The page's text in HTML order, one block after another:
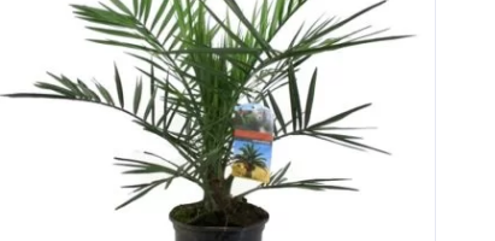
странице
товара.